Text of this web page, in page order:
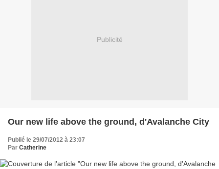
Publicité
Our new life above the ground, d'Avalanche City
Publié le 29/07/2012 à 23:07
Par Catherine